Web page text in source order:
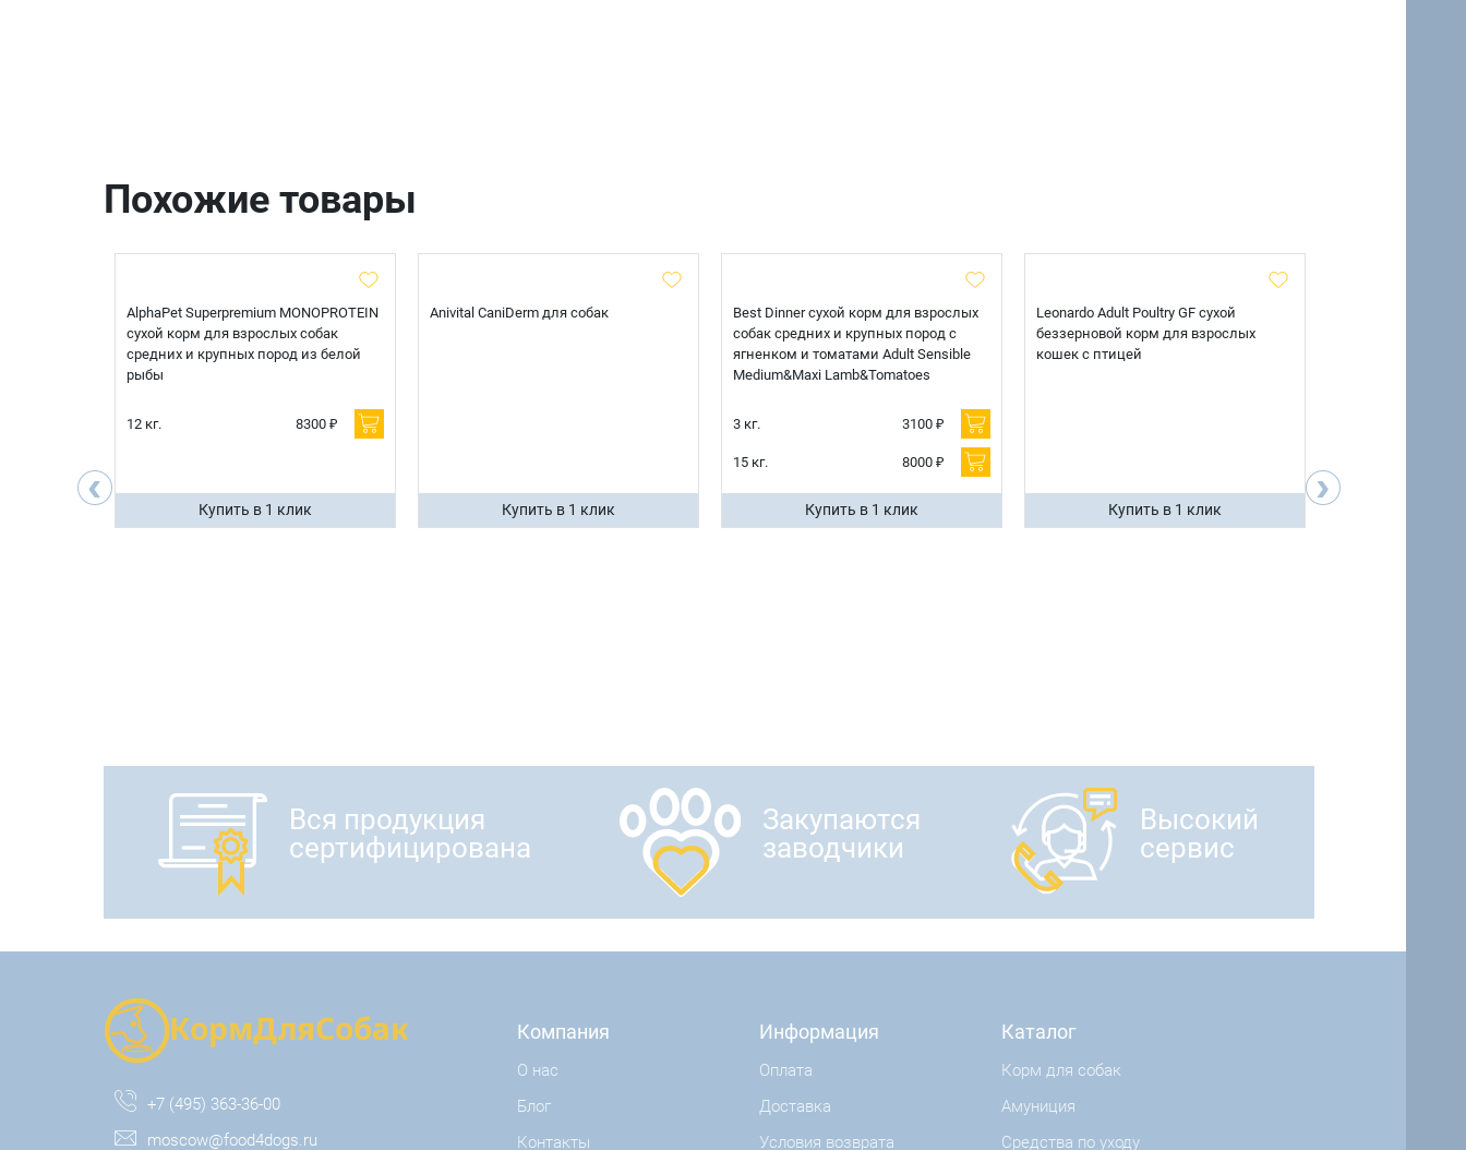
Похожие товары
‹
AlphaPet Superpremium MONOPROTEIN
сухой корм для взрослых собак
средних и крупных пород из белой
рыбы
12 кг. 8300 ₽
Купить в 1 клик
Anivital CaniDerm для собак
Купить в 1 клик
Best Dinner сухой корм для взрослых
собак средних и крупных пород с
ягненком и томатами Adult Sensible
Medium&Maxi Lamb&Tomatoes
3 кг. 3100 ₽
15 кг. 8000 ₽
Купить в 1 клик
Leonardo Adult Poultry GF сухой
беззерновой корм для взрослых
кошек с птицей
Купить в 1 клик ›
Вся продукция
сертифицирована
Закупаются
заводчики
Высокий
сервис
+7 (495) 363-36-00
moscow@food4dogs.ru
Компания
О нас
Блог
Контакты
Информация
Оплата
Доставка
Условия возврата
Каталог
Корм для собак
Амуниция
Средства по уходу